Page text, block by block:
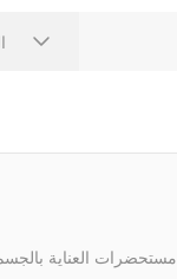
مستحضرات العناية